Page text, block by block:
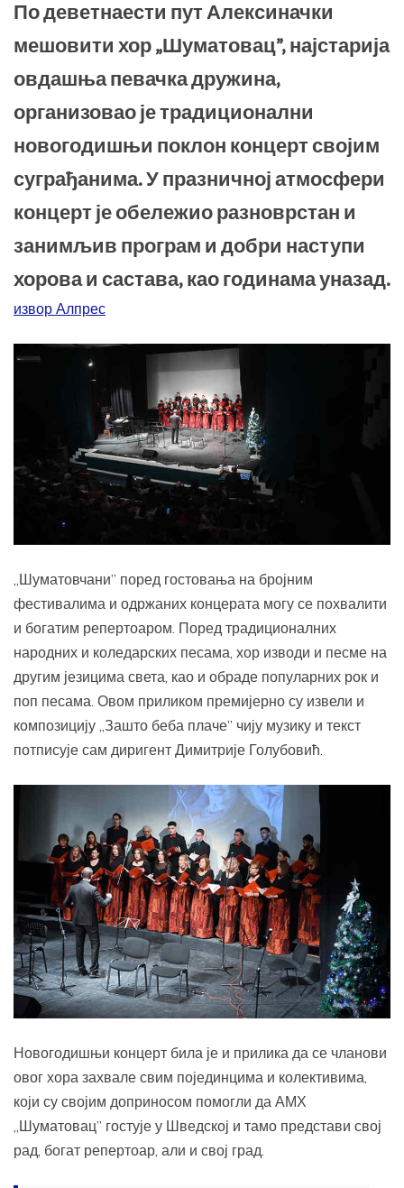
По деветнаести пут Алексиначки
мешовити хор „Шуматовац”, најстарија
овдашња певачка дружина,
организовао је традиционални
новогодишњи поклон концерт својим
суграђанима. У празничној атмосфери
концерт је обележио разноврстан и
занимљив програм и добри наступи
хорова и састава, као годинама уназад.
извор Алпрес
„Шуматовчани” поред гостовања на бројним
фестивалима и одржаних концерата могу се похвалити
и богатим репертоаром. Поред традиционалних
народних и коледарских песама, хор изводи и песме на
другим језицима света, као и обраде популарних рок и
поп песама. Овом приликом премијерно су извели и
композицију „Зашто беба плаче” чију музику и текст
потписује сам диригент Димитрије Голубовић.
Новогодишњи концерт била је и прилика да се чланови
овог хора захвале свим појединцима и колективима,
који су својим доприносом помогли да АМХ
„Шуматовац” гостује у Шведској и тамо представи свој
рад, богат репертоар, али и свој град.